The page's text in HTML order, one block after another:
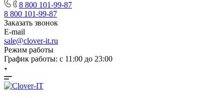
8 800 101-99-87
8 800 101-99-87
Заказать звонок
E-mail
sale@clover-it.ru
Режим работы
График работы: с 11:00 до 23:00